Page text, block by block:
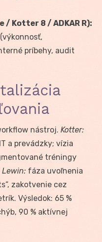
/ Kotter 8 / ADKAR R):
príbehy, audit
nástroj. Kotter:
a prevádzky; vízia
tréningy
Lewin: fáza uvoľnenia
zakotvenie cez
Výsledok: 65 %
90 % aktívnej